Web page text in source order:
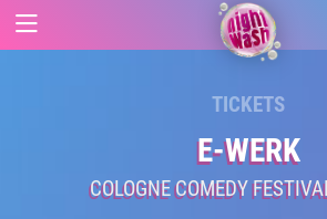
TICKETS
E-WERK
COLOGNE COMEDY